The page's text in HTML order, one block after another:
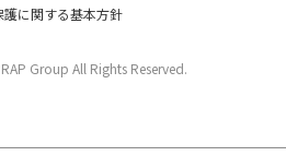
護に関する基本方針
Group All Rights Reserved.